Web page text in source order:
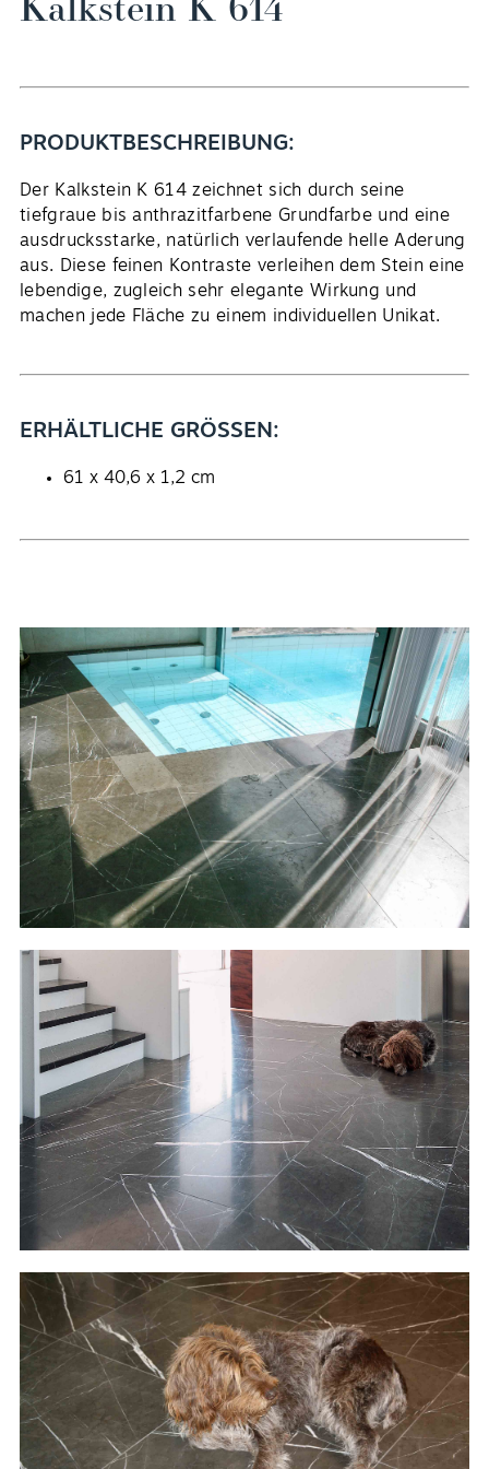
PRODUKTBESCHREIBUNG:
Der Kalkstein K 614 zeichnet sich durch seine
tiefgraue bis anthrazitfarbene Grundfarbe und eine
ausdrucksstarke, natürlich verlaufende helle Aderung
aus. Diese feinen Kontraste verleihen dem Stein eine
lebendige, zugleich sehr elegante Wirkung und
machen jede Fläche zu einem individuellen Unikat.
ERHÄLTLICHE GRÖSSEN:
61 x 40,6 x 1,2 cm
DE